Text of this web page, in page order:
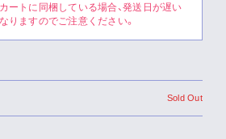
ートに同梱している場合、発送日が遅い
りますのでご注意ください。
Sold Out